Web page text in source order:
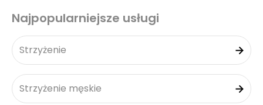
Najpopularniejsze usługi
Strzyżenie
Strzyżenie męskie